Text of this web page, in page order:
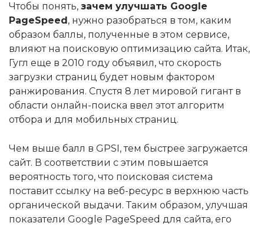
Чтобы понять, зачем улучшать Google
PageSpeed, нужно разобраться в том, каким
образом баллы, полученные в этом сервисе,
влияют на поисковую оптимизацию сайта. Итак,
Гугл еще в 2010 году объявил, что скорость
загрузки страниц будет новым фактором
ранжирования. Спустя 8 лет мировой гигант в
области онлайн-поиска ввел этот алгоритм
отбора и для мобильных страниц.
Чем выше балл в GPSI, тем быстрее загружается
сайт. В соответствии с этим повышается
вероятность того, что поисковая система
поставит ссылку на веб-ресурс в верхнюю часть
органической выдачи. Таким образом, улучшая
показатели Google PageSpeed для сайта, его